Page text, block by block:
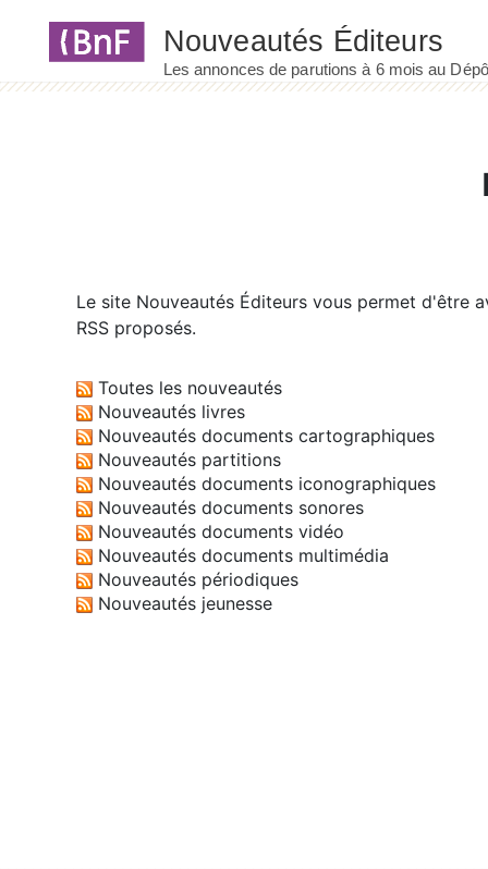
Le site Nouveautés Éditeurs vous permet d'être
RSS proposés.
Toutes les nouveautés
Nouveautés livres
Nouveautés documents cartographiques
Nouveautés partitions
Nouveautés documents iconographiques
Nouveautés documents sonores
Nouveautés documents vidéo
Nouveautés documents multimédia
Nouveautés périodiques
Nouveautés jeunesse